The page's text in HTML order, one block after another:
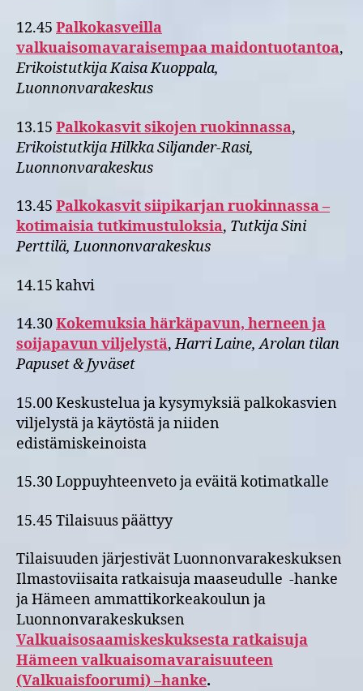
12.45 Palkokasveilla
valkuaisomavaraisempaa maidontuotantoa,
Erikoistutkija Kaisa Kuoppala,
Luonnonvarakeskus
13.15 Palkokasvit sikojen ruokinnassa,
Erikoistutkija Hilkka Siljander-Rasi,
Luonnonvarakeskus
13.45 Palkokasvit siipikarjan ruokinnassa –
kotimaisia tutkimustuloksia, Tutkija Sini
Perttilä, Luonnonvarakeskus
14.15 kahvi
14.30Kokemuksia härkäpavun, herneen ja
soijapavun viljelystä,Harri Laine, Arolan tilan
Papuset & Jyväset
15.00 Keskustelua ja kysymyksiä palkokasvien
viljelystä ja käytöstä ja niiden
edistämiskeinoista
15.30 Loppuyhteenveto ja eväitä kotimatkalle
15.45 Tilaisuus päättyy
Tilaisuuden järjestivät Luonnonvarakeskuksen
Ilmastoviisaita ratkaisuja maaseudulle -hanke
ja Hämeen ammattikorkeakoulun ja
Luonnonvarakeskuksen
Valkuaisosaamiskeskuksesta ratkaisuja
Hämeen valkuaisomavaraisuuteen
(Valkuaisfoorumi) –hanke.